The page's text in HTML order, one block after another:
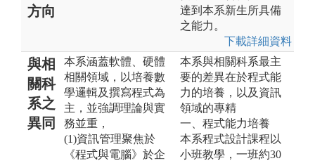
方向
達到本系新生所具備
之能力。
下載詳細資料
與相
關科
系之
異同
本系涵蓋軟體、硬體
相關領域，以培養數
學邏輯及撰寫程式為
主，並強調理論與實
務並重，
(1)資訊管理聚焦於
《程式與電腦》於企
本系與相關科系最主
要的差異在於程式能
力的培養，以及資訊
領域的專精
一、程式能力培養
本系程式設計課程以
小班教學，一班約30